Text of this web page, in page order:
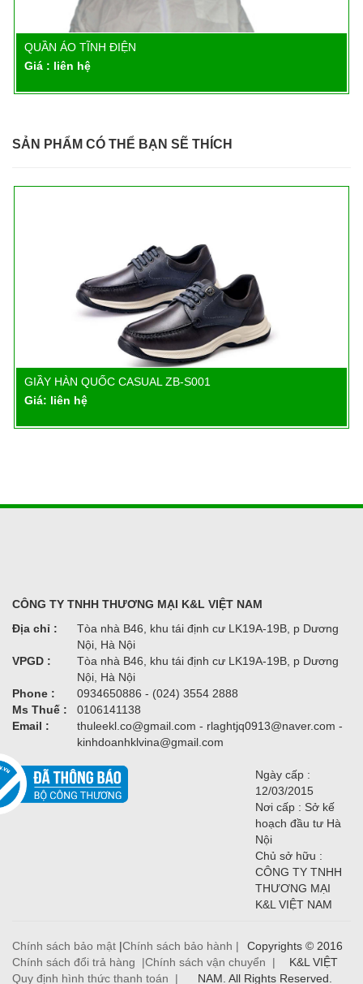
QUẦN ÁO TĨNH ĐIỆN
Giá : liên hệ
SẢN PHẨM CÓ THỂ BẠN SẼ THÍCH
Chi tiết
GIẦY HÀN QUỐC CASUAL ZB-S001
Giá: liên hệ
CÔNG TY TNHH THƯƠNG MẠI K&L VIỆT NAM
Địa chỉ :
Tòa nhà B46, khu tái định cư LK19A-19B, p Dương
Nội, Hà Nội
VPGD :
Tòa nhà B46, khu tái định cư LK19A-19B, p Dương
Nội, Hà Nội
Phone :
0934650886 - (024) 3554 2888
Ms Thuế :
0106141138
Email :
thuleekl.co@gmail.com - rlaghtjq0913@naver.com -
kinhdoanhklvina@gmail.com
Ngày cấp :
12/03/2015
Nơi cấp : Sở kế
hoạch đầu tư Hà
Nội
Chủ sở hữu :
CÔNG TY TNHH
THƯƠNG MẠI
K&L VIỆT NAM
Chính sách bảo mật |Chính sách bảo hành |
Chính sách đổi trả hàng |Chính sách vận chuyển |
Quy định hình thức thanh toán |
Copyrights © 2016
K&L VIỆT
NAM. All Rights Reserved.